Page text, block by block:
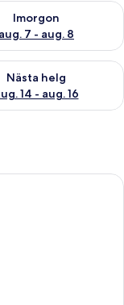
- aug. 7
Imorgon
aug. 7 - aug. 8
tillgängligheten
aug. 7 - aug. 9
Nästa helg
14 - aug. 16
tillgängligheten
med en stor säng, ett